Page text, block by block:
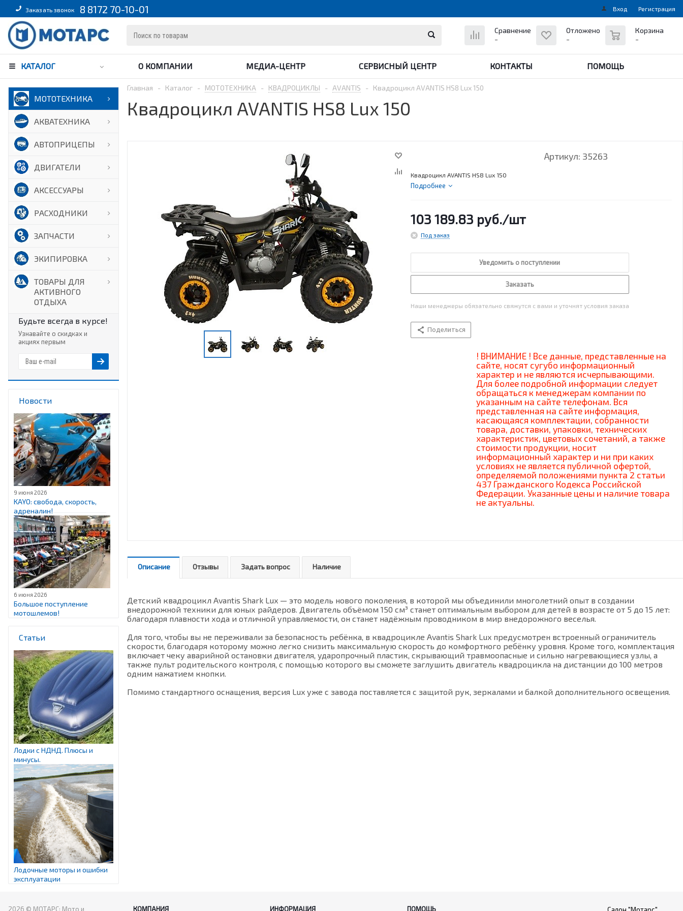
Заказать звонок 8 8172 70-10-01 Вход Регистрация
Сравнение
-
Отложено
-
Корзина
-
КАТАЛОГ О КОМПАНИИ МЕДИА-ЦЕНТР СЕРВИСНЫЙ ЦЕНТР КОНТАКТЫ ПОМОЩЬ
МОТОТЕХНИКА
АКВАТЕХНИКА
АВТОПРИЦЕПЫ
ДВИГАТЕЛИ
АКСЕССУАРЫ
РАСХОДНИКИ
ЗАПЧАСТИ
ЭКИПИРОВКА
ТОВАРЫ ДЛЯ
АКТИВНОГО
ОТДЫХА
Будьте всегда в курсе!
Узнавайте о скидках и
акциях первым
Новости
9 июня 2026
KAYO: свобода, скорость,
адреналин!
6 июня 2026
Большое поступление
мотошлемов!
Статьи
Лодки с НДНД. Плюсы и
минусы.
Лодочные моторы и ошибки
эксплуатации
Главная - Каталог - МОТОТЕХНИКА - КВАДРОЦИКЛЫ - AVANTIS - Квадроцикл AVANTIS HS8 Lux 150
Квадроцикл AVANTIS HS8 Lux 150
Артикул: 35263
Квадроцикл AVANTIS HS8 Lux 150
Подробнее
103 189.83 руб./шт
Под заказ
Уведомить о поступлении
Заказать
Наши менеджеры обязательно свяжутся с вами и уточнят условия заказа
Поделиться
! ВНИМАНИЕ ! Все данные, представленные на
сайте, носят сугубо информационный
характер и не являются исчерпывающими.
Для более подробной информации следует
обращаться к менеджерам компании по
указанным на сайте телефонам. Вся
представленная на сайте информация,
касающаяся комплектации, собранности
товара, доставки, упаковки, технических
характеристик, цветовых сочетаний, а также
стоимости продукции, носит
информационный характер и ни при каких
условиях не является публичной офертой,
определяемой положениями пункта 2 статьи
437 Гражданского Кодекса Российской
Федерации. Указанные цены и наличие товара
не актуальны.
Описание Отзывы Задать вопрос Наличие
Детский квадроцикл Avantis Shark Lux — это модель нового поколения, в которой мы объединили многолетний опыт в создании
внедорожной техники для юных райдеров. Двигатель объёмом 150 см³ станет оптимальным выбором для детей в возрасте от 5 до 15 лет:
благодаря плавности хода и отличной управляемости, он станет надёжным проводником в мир внедорожного веселья.
Для того, чтобы вы не переживали за безопасность ребёнка, в квадроцикле Avantis Shark Lux предусмотрен встроенный ограничитель
скорости, благодаря которому можно легко снизить максимальную скорость до комфортного ребёнку уровня. Кроме того, комплектация
включает чеку аварийной остановки двигателя, ударопрочный пластик, скрывающий травмоопасные и сильно нагревающиеся узлы, а
также пульт родительского контроля, с помощью которого вы сможете заглушить двигатель квадроцикла на дистанции до 100 метров
одним нажатием кнопки.
Помимо стандартного оснащения, версия Lux уже с завода поставляется с защитой рук, зеркалами и балкой дополнительного освещения.
2026 © МОТАРС: Мото и КОМПАНИЯ ИНФОРМАЦИЯ ПОМОЩЬ